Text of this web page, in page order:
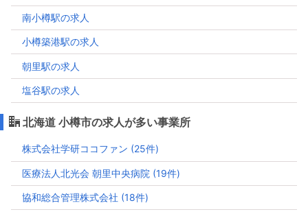
南小樽駅の求人
小樽築港駅の求人
朝里駅の求人
塩谷駅の求人
北海道 小樽市の求人が多い事業所
株式会社学研ココファン (25件)
医療法人北光会 朝里中央病院 (19件)
協和総合管理株式会社 (18件)